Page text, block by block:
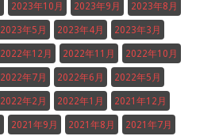
2023年10月 2023年9月 2023年8月
2023年5月 2023年4月 2023年3月
2022年12月 2022年11月 2022年10月
2022年7月 2022年6月 2022年5月
2022年2月 2022年1月 2021年12月
2021年9月 2021年8月 2021年7月